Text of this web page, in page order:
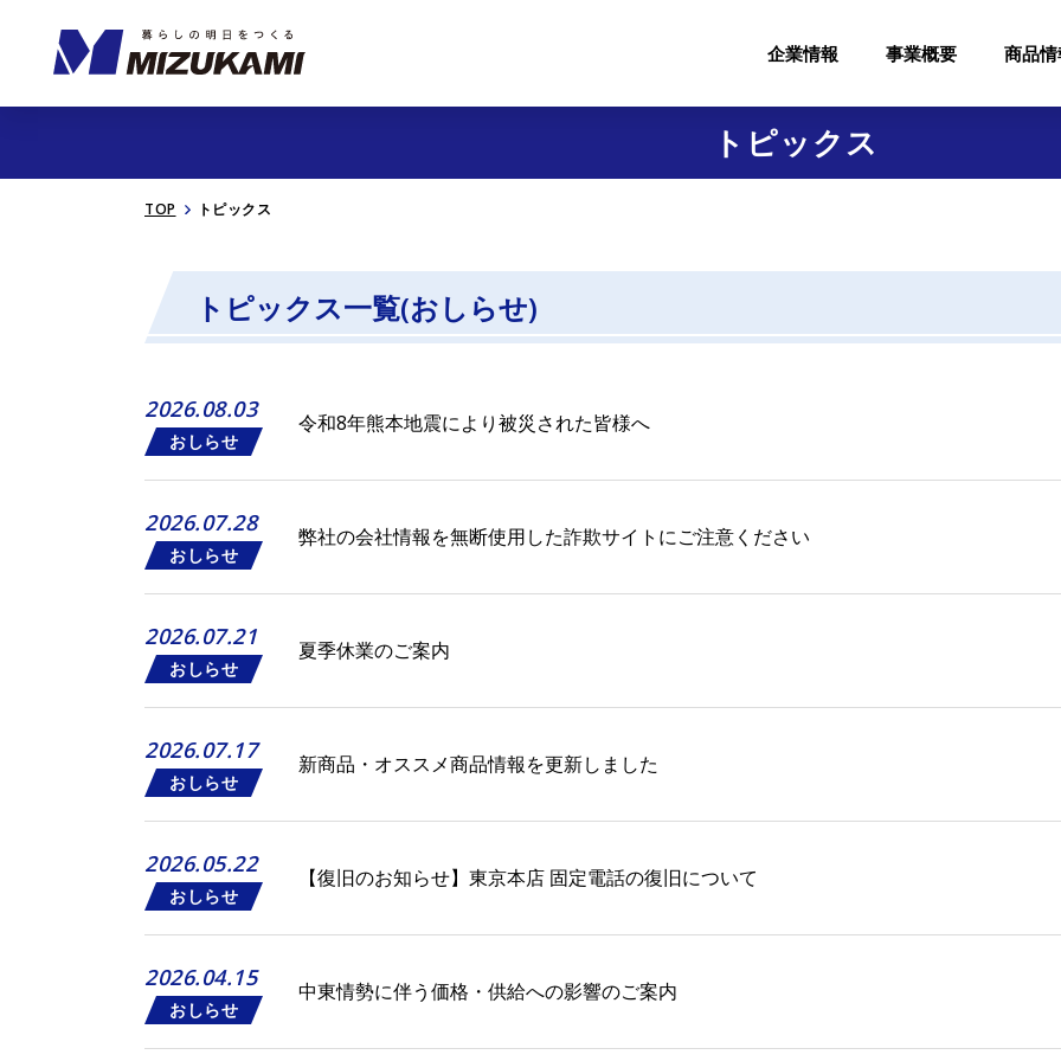
企業情報 事業概要 商品
トピックス
TOP トピックス
トピックス一覧(おしらせ)
2026.08.03
おしらせ
令和8年熊本地震により被災された皆様へ
2026.07.28
おしらせ
弊社の会社情報を無断使用した詐欺サイトにご注意ください
2026.07.21
おしらせ
夏季休業のご案内
2026.07.17
おしらせ
新商品・オススメ商品情報を更新しました
2026.05.22
おしらせ
【復旧のお知らせ】東京本店 固定電話の復旧について
2026.04.15
おしらせ
中東情勢に伴う価格・供給への影響のご案内